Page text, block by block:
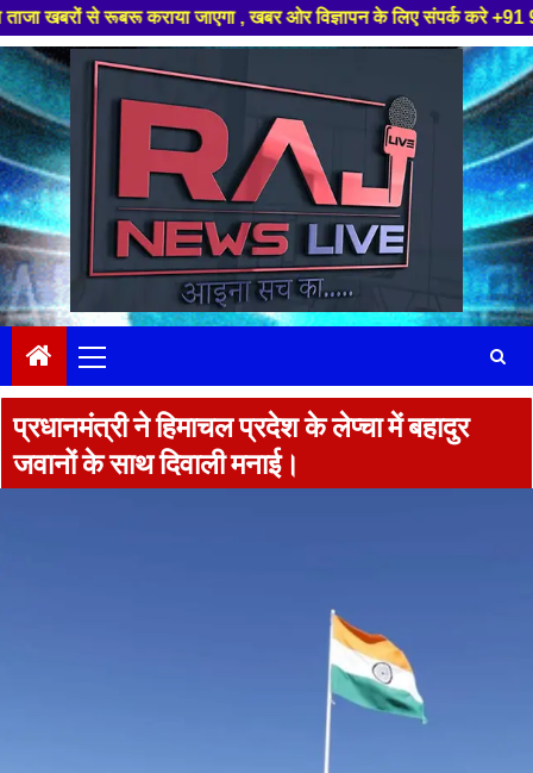
जाएगा , खबर ओर विज्ञापन के लिए संपर्क करे +91 97826 56423 ,हमारे
Skip
to
content
Menu
प्रधानमंत्री ने हिमाचल प्रदेश के लेप्चा में बहादुर
जवानों के साथ दिवाली मनाई।